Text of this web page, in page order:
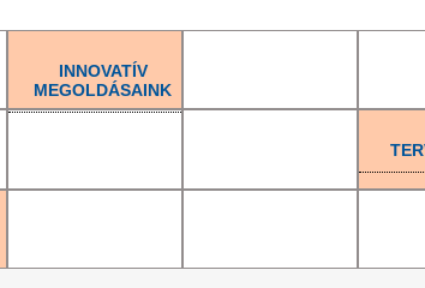
INNOVATÍV
MEGOLDÁSAINK